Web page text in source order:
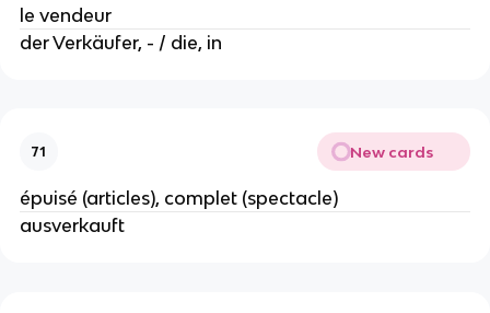
le vendeur
der Verkäufer, - / die, in
71 New cards
épuisé (articles), complet (spectacle)
ausverkauft